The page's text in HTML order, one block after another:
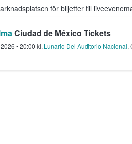
för biljetter till
– där fans köper och
Ciudad de México Tickets
•20:00 kl. Lunario Del Auditorio Nacional,